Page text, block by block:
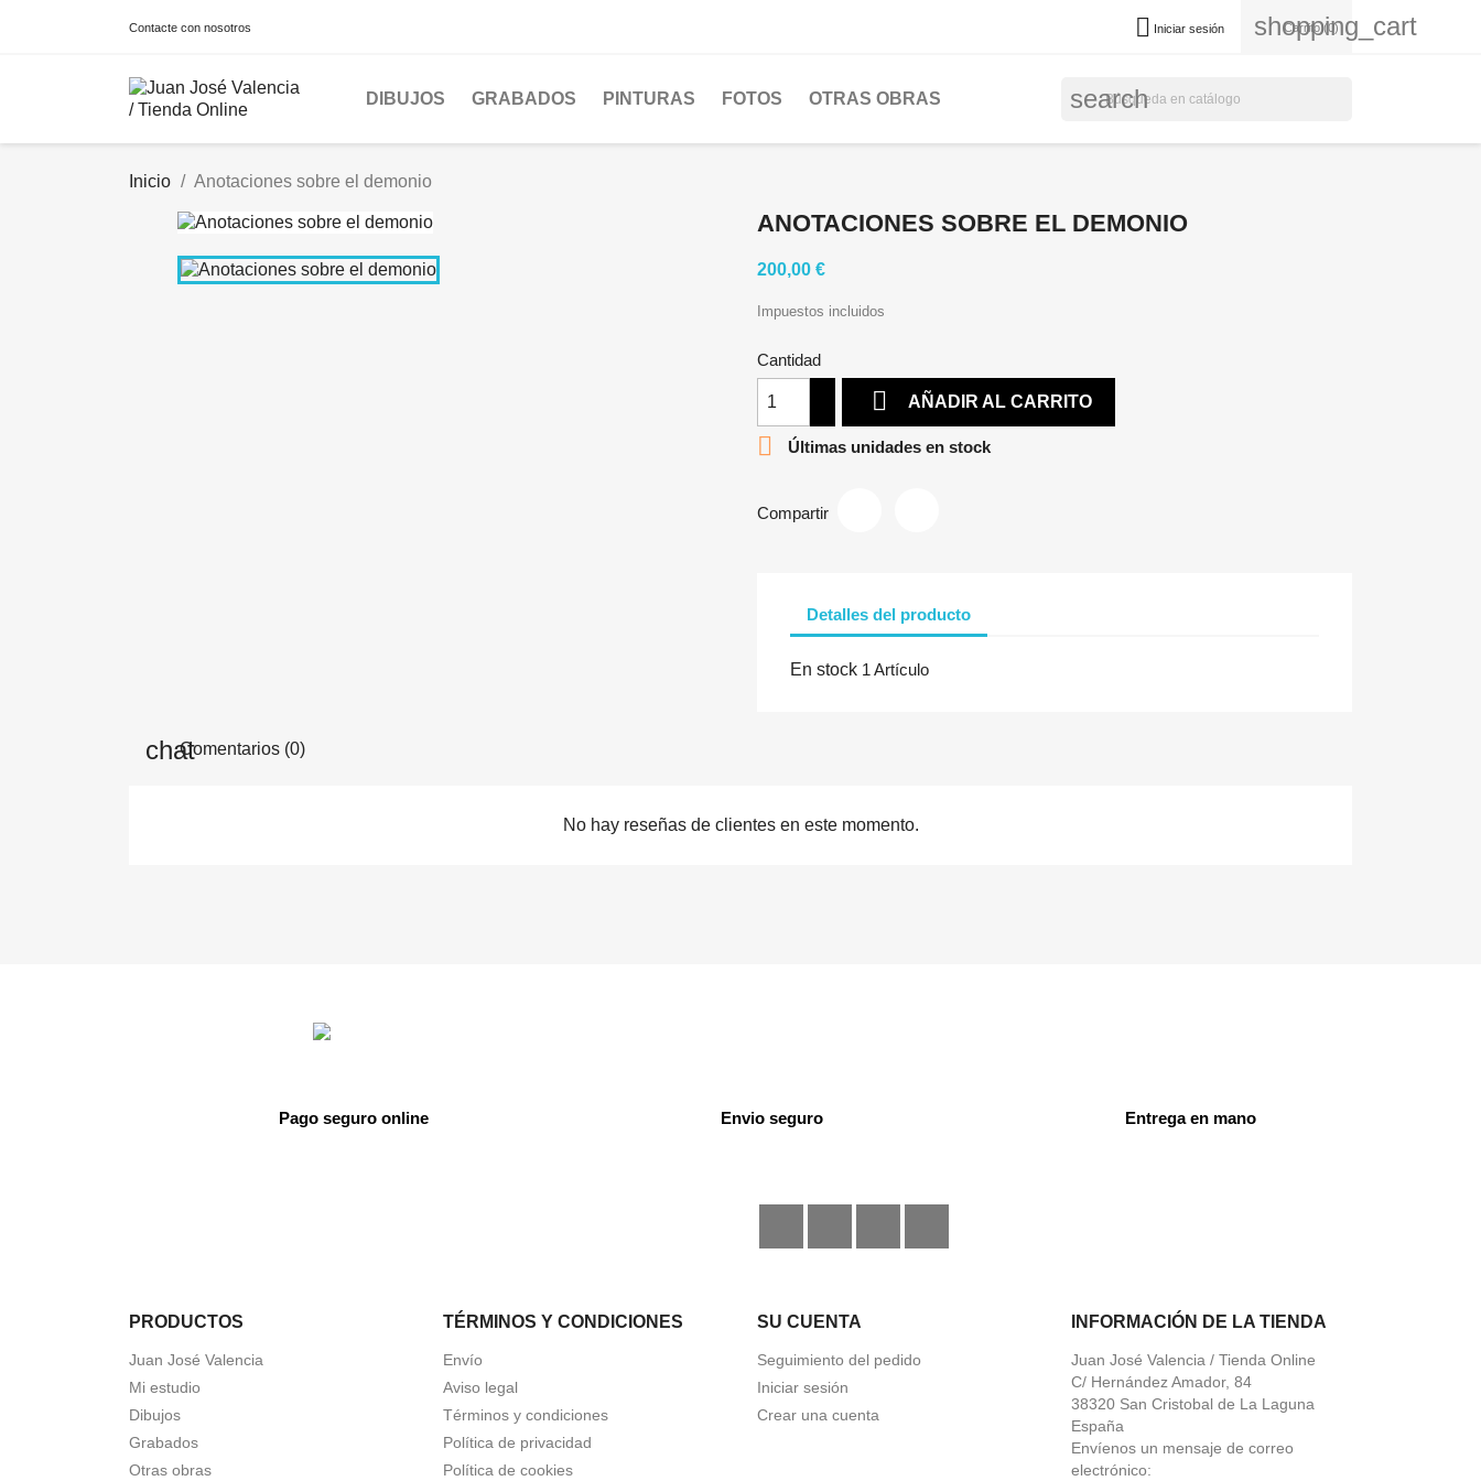
Contacte con nosotros  Iniciar sesión shopping_cart
Carrito (0)
DIBUJOS GRABADOS PINTURAS FOTOS OTRAS OBRAS search
Inicio Anotaciones sobre el demonio
ANOTACIONES SOBRE EL DEMONIO
200,00 €
Impuestos incluidos
Cantidad
 AÑADIR AL CARRITO
 Últimas unidades en stock
Compartir
Detalles del producto
En stock 1 Artículo
Comentarios (0)
No hay reseñas de clientes en este momento.
Pago seguro online Envio seguro Entrega en mano
PRODUCTOS
Juan José Valencia
Mi estudio
Dibujos
Grabados
Otras obras
TÉRMINOS Y CONDICIONES
Envío
Aviso legal
Términos y condiciones
Política de privacidad
Política de cookies
SU CUENTA
Seguimiento del pedido
Iniciar sesión
Crear una cuenta
INFORMACIÓN DE LA TIENDA
Juan José Valencia / Tienda Online
C/ Hernández Amador, 84
38320 San Cristobal de La Laguna
España
Envíenos un mensaje de correo
electrónico: